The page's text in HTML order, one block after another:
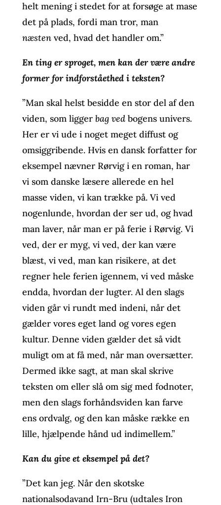
helt mening i stedet for at forsøge at mase
det på plads, fordi man tror, man
næstenved, hvad det handler om.”
En ting er sproget, men kan der være andre
former for indforståethed i teksten?
”Man skal helst besidde en stor del af den
viden, som ligger bag vedbogens univers.
Her er vi ude i noget meget diffust og
omsiggribende. Hvis en dansk forfatter for
eksempel nævner Rørvig i en roman, har
vi som danske læsere allerede en hel
masse viden, vi kan trække på. Vi ved
nogenlunde, hvordan der ser ud, og hvad
man laver, når man er på ferie i Rørvig. Vi
ved, der er myg, vi ved, der kan være
blæst, vi ved, man kan risikere, at det
regner hele ferien igennem, vi ved måske
endda, hvordan der lugter. Al den slags
viden går vi rundt med indeni, når det
gælder vores eget land og vores egen
kultur. Denne viden gælder det så vidt
muligt om at få med, når man oversætter.
Dermed ikke sagt, at man skal skrive
teksten om eller slå om sig med fodnoter,
men den slags forhåndsviden kan farve
ens ordvalg, og den kan måske række en
lille, hjælpende hånd ud indimellem.”
Kan du give et eksempel på det?
”Det kan jeg. Når den skotske
nationalsodavand Irn-Bru (udtales Iron